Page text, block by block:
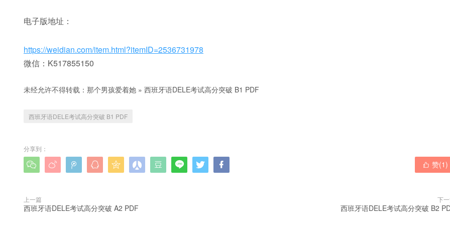
电子版地址：
https://weidian.com/item.html?itemID=2536731978
微信：K517855150
未经允许不得转载： 那个男孩爱着她 » 西班牙语DELE考试高分突破 B1 PDF
西班牙语DELE考试高分突破 B1 PDF
分享到：
           赞(1)
上一篇
西班牙语DELE考试高分突破 A2 PDF
下
西班牙语DELE考试高分突破 B2